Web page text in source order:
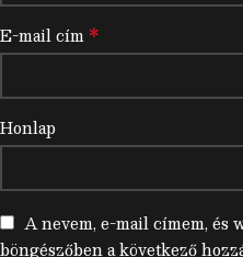
E-mail cím *
Honlap
A nevem, e-mail címem, és
böngészőben a következő